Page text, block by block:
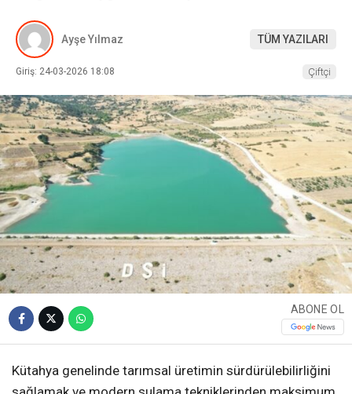
Ayşe Yılmaz TÜM YAZILARI
Giriş: 24-03-2026 18:08 Çiftçi
ABONE OL
Kütahya genelinde tarımsal üretimin sürdürülebilirliğini